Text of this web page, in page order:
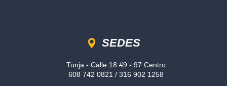
SEDES
Tunja - Calle 18 #9 - 97 Centro
608 742 0821 / 316 902 1258